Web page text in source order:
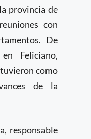
provincia de
con
De
Feliciano,
como
de la
responsable